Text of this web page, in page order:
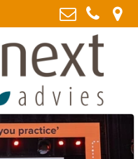
BV
14, 2352 JH
1835
@ movenext.nl